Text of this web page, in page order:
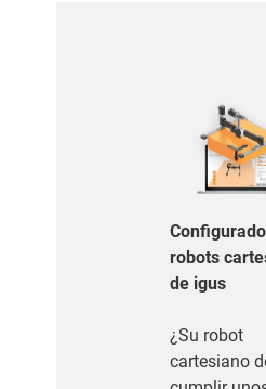
robots
de igus
¿Su robot
cartesiano